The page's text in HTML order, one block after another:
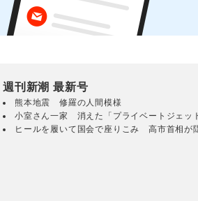
週刊新潮 最新号
熊本地震 修羅の人間模様
小室さん一家 消えた「プライベートジェッ
ヒールを履いて国会で座りこみ 高市首相が